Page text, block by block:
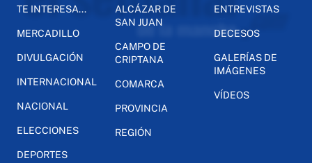
TE INTERESA...
MERCADILLO
DIVULGACIÓN
INTERNACIONAL
NACIONAL
ELECCIONES
DEPORTES
ALCÁZAR DE
SAN JUAN
CAMPO DE
CRIPTANA
COMARCA
PROVINCIA
REGIÓN
ENTREVISTAS
DECESOS
GALERÍAS DE
IMÁGENES
VÍDEOS